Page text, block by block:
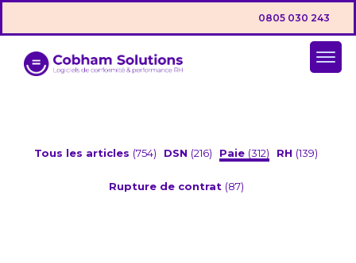
0805 030 243
Tous les articles (754) DSN (216) Paie (312) RH (139)
Rupture de contrat (87)